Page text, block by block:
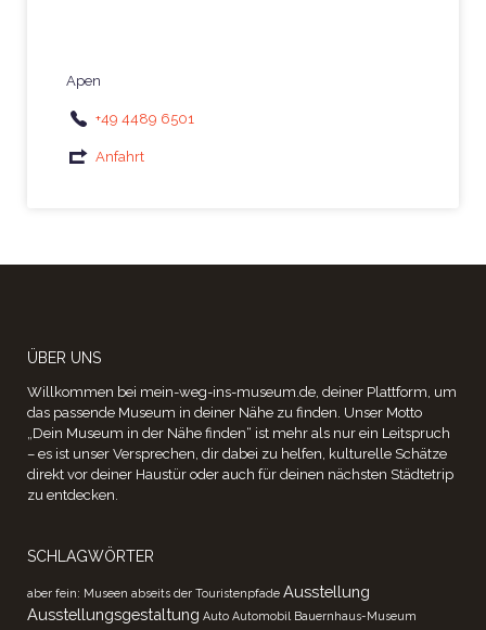
Apen
+49 4489 6501
Anfahrt
ÜBER UNS
Willkommen bei mein-weg-ins-museum.de, deiner Plattform, um
das passende Museum in deiner Nähe zu finden. Unser Motto
„Dein Museum in der Nähe finden“ ist mehr als nur ein Leitspruch
– es ist unser Versprechen, dir dabei zu helfen, kulturelle Schätze
direkt vor deiner Haustür oder auch für deinen nächsten Städtetrip
zu entdecken.
SCHLAGWÖRTER
aber fein: Museen abseits der Touristenpfade Ausstellung
Ausstellungsgestaltung Auto Automobil Bauernhaus-Museum